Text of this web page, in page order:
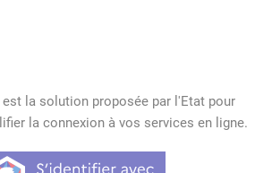
est la solution proposée par l'Etat pour
la connexion à vos services en ligne.